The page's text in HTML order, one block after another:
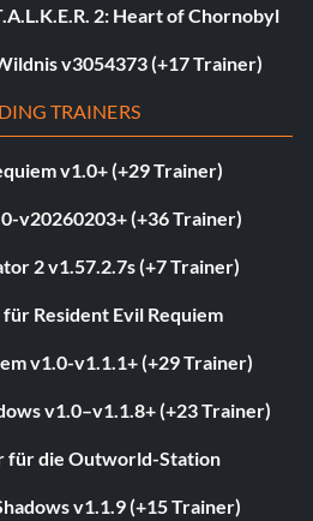
2: Heart of Chornobyl
v3054373 (+17 Trainer)
TRAINERS
v1.0+ (+29 Trainer)
v20260203+ (+36 Trainer)
2 v1.57.2.7s (+7 Trainer)
Resident Evil Requiem
v1.0-v1.1.1+ (+29 Trainer)
v1.0–v1.1.8+ (+23 Trainer)
für die Outworld-Station
v1.1.9 (+15 Trainer)